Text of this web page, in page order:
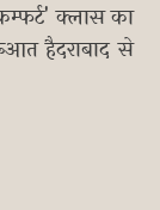
क्लास का
हैदराबाद से